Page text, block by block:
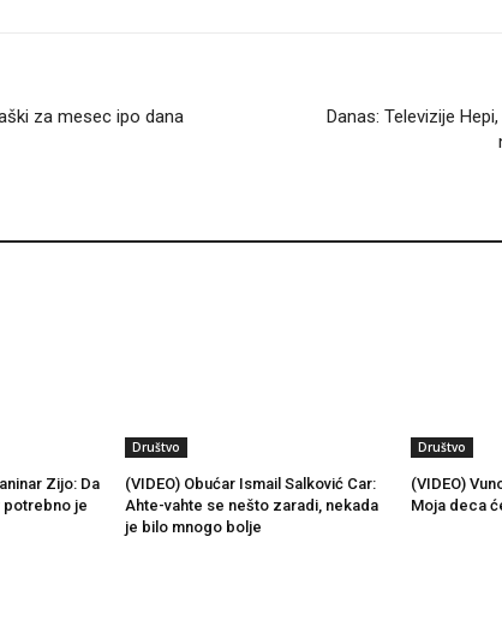
za mesec ipo dana
Danas: Televizije
Zijo: Da
potrebno je
Društvo
(VIDEO) Obućar Ismail Salković Car:
Ahte-vahte se nešto zaradi, nekada
je bilo mnogo bolje
Društvo
(VIDEO)
Moja deca